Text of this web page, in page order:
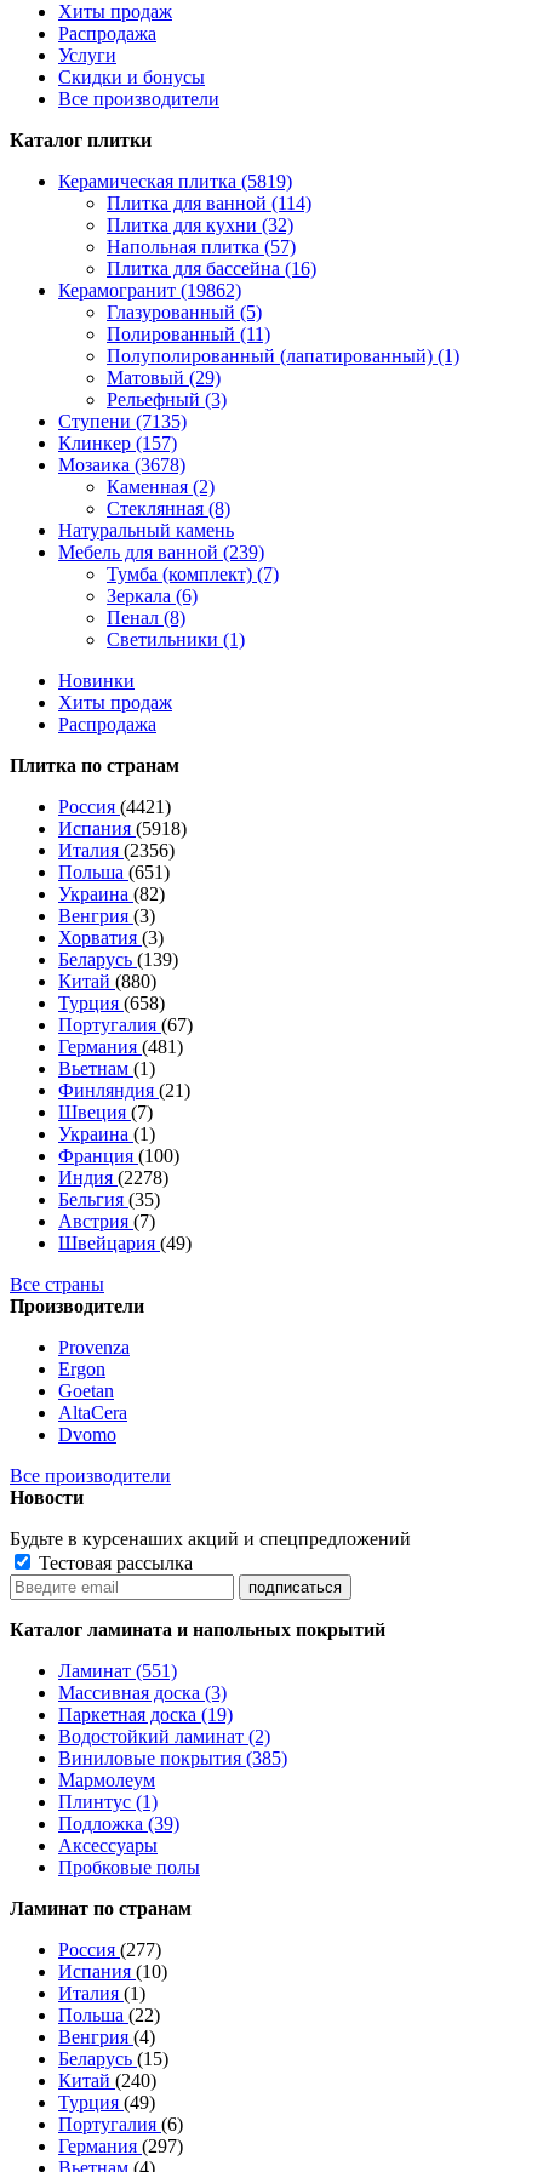
Хиты продаж
Распродажа
Услуги
Скидки и бонусы
Все производители
Каталог плитки
Керамическая плитка (5819)
Плитка для ванной (114)
Плитка для кухни (32)
Напольная плитка (57)
Плитка для бассейна (16)
Керамогранит (19862)
Глазурованный (5)
Полированный (11)
Полуполированный (лапатированный) (1)
Матовый (29)
Рельефный (3)
Ступени (7135)
Клинкер (157)
Мозаика (3678)
Каменная (2)
Стеклянная (8)
Натуральный камень
Мебель для ванной (239)
Тумба (комплект) (7)
Зеркала (6)
Пенал (8)
Светильники (1)
Новинки
Хиты продаж
Распродажа
Плитка по странам
Россия (4421)
Испания (5918)
Италия (2356)
Польша (651)
Украина (82)
Венгрия (3)
Хорватия (3)
Беларусь (139)
Китай (880)
Турция (658)
Португалия (67)
Германия (481)
Вьетнам (1)
Финляндия (21)
Швеция (7)
Украина (1)
Франция (100)
Индия (2278)
Бельгия (35)
Австрия (7)
Швейцария (49)
Все страны
Производители
Provenza
Ergon
Goetan
AltaСera
Dvomo
Все производители
Новости
Будьте в курсенаших акций и спецпредложений
Тестовая рассылка
Каталог ламината и напольных покрытий
Ламинат (551)
Массивная доска (3)
Паркетная доска (19)
Водостойкий ламинат (2)
Виниловые покрытия (385)
Мармолеум
Плинтус (1)
Подложка (39)
Аксессуары
Пробковые полы
Ламинат по странам
Россия (277)
Испания (10)
Италия (1)
Польша (22)
Венгрия (4)
Беларусь (15)
Китай (240)
Турция (49)
Португалия (6)
Германия (297)
Вьетнам (4)